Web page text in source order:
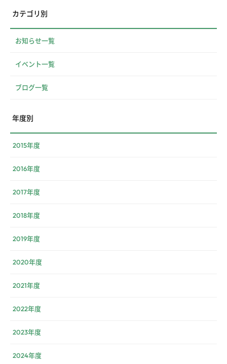
カテゴリ別
お知らせ一覧
イベント一覧
ブログ一覧
年度別
2015年度
2016年度
2017年度
2018年度
2019年度
2020年度
2021年度
2022年度
2023年度
2024年度